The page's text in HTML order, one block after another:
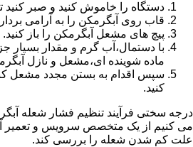
دستگاه را خاموش کنید و صبر کنید
قاب روی آبگرمکن را به آرامی
پیچ های مشعل آبگرمکن را باز کنید.
با دستمال،آب گرم و مقدار بسیار
ماده شوینده ای،مشعل و نازل
سپس اقدام به بستن مجدد مشعل
کنید.
درجه سختی فرآیند تنظیم فشار شعله
می کنیم از یک متخصص سرویس و تعمیر
علت کم شدن شعله را بررسی کند.